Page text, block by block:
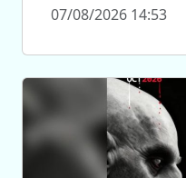
07/08/2026 14:53